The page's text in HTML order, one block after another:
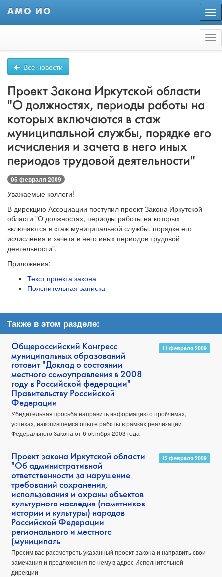
АМО ИО
Все новости
Проект Закона Иркутской области
"О должностях, периоды работы на
которых включаются в стаж
муниципальной службы, порядке его
исчисления и зачета в него иных
периодов трудовой деятельности"
05 февраля 2009
Уважаемые коллеги!
В дирекцию Ассоциации поступил проект Закона Иркутской
области "О должностях, периоды работы на которых
включаются в стаж муниципальной службы, порядке его
исчисления и зачета в него иных периодов трудовой
деятельности".
Приложения:
Текст проекта закона
Пояснительная записка
Также в этом разделе:
Общероссийский Конгресс
муниципальных образований
готовит "Доклад о состоянии
местного самоуправления в 2008
году в Российской федерации"
Правительству Российской
Федерации
11 февраля 2009
Убедительная просьба направить информацию о проблемах,
успехах, накопившемся опыте работы в рамках реализации
Федерального Закона от 6 октября 2003 года
Проект закона Иркутской области
"Об административной
ответственности за нарушение
требований сохранения,
использования и охраны объектов
культурного наследия (памятников
истории и культуры) народов
Российской Федерации
регионального и местного
(муниципаль
12 февраля 2009
Просим вас рассмотреть указанный проект закона и направить свои
замечания и предложения по нему в адрес Исполнительной
дирекции